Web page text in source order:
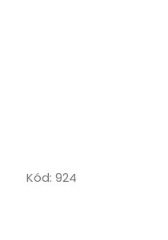
Kód: 924